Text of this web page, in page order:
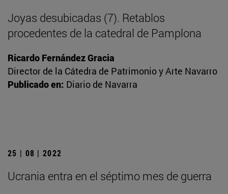
Joyas desubicadas (7). Retablos
procedentes de la catedral de Pamplona
Ricardo Fernández Gracia
Director de la Cátedra de Patrimonio y Arte Navarro
Publicado en: Diario de Navarra
25 | 08 | 2022
Ucrania entra en el séptimo mes de guerra